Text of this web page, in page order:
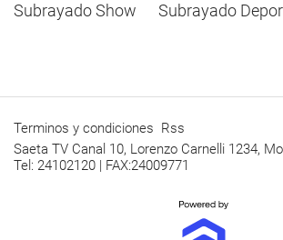
Subrayado Show Subrayado
Terminos y condiciones Rss
Saeta TV Canal 10, Lorenzo Carnelli 1234,
Tel: 24102120 | FAX:24009771